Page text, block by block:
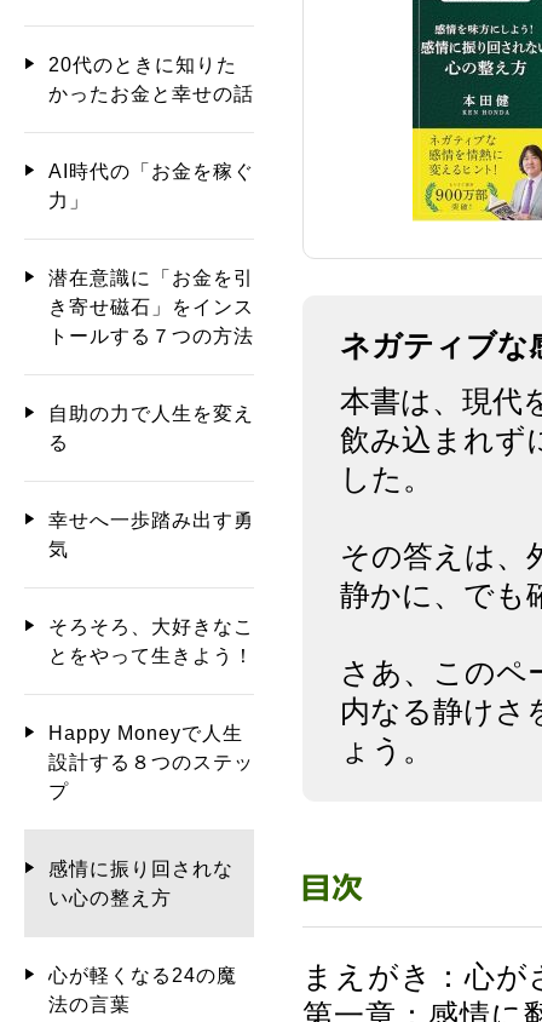
ネガティブな
本書は、現代
飲み込まれず
した。
その答えは、
静かに、でも
さあ、このペ
内なる静けさ
ょう。
まえがき：心
第一章：感情
20代のときに知りた
かったお金と幸せの話
AI時代の「お金を稼ぐ
力」
潜在意識に「お金を引
き寄せ磁石」をインス
トールする７つの方法
自助の力で人生を変え
る
幸せへ一歩踏み出す勇
気
そろそろ、大好きなこ
とをやって生きよう！
Happy Moneyで人生
設計する８つのステッ
プ
感情に振り回されな
い心の整え方
心が軽くなる24の魔
法の言葉